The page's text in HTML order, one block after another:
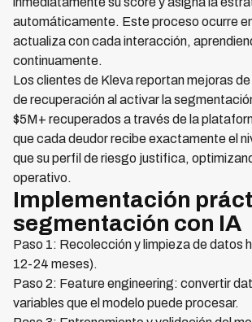
automáticamente. Este proceso ocurre
actualiza con cada interacción,
continuamente.
Los clientes de Kleva reportan mejoras
de recuperación al activar la
$5M+ recuperados a través de la
que cada deudor recibe exactamente el
que su perfil de riesgo justifica,
operativo.
Implementación
segmentación con IA
Paso 1: Recolección y limpieza de datos
12-24 meses).
Paso 2: Feature engineering: convertir
variables que el modelo puede procesar.